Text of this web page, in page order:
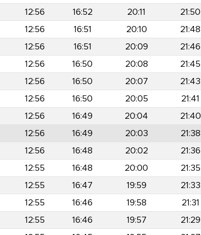
12:56 16:52 20:11
21:50
12:56 16:51 20:10
21:48
12:56 16:51 20:09
21:46
12:56 16:50 20:08
21:45
12:56 16:50 20:07
21:43
12:56 16:50 20:05
21:41
12:56 16:49 20:04
21:40
12:56 16:49 20:03
21:38
12:56 16:48 20:02
21:36
12:55 16:48 20:00
21:35
12:55 16:47 19:59
21:33
12:55 16:46 19:58
21:31
12:55 16:46 19:57
21:29